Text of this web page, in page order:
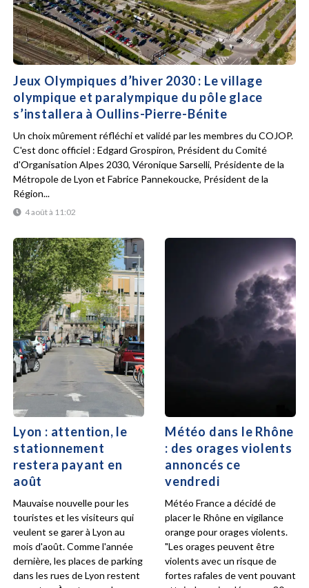
Jeux Olympiques d’hiver 2030 : Le village
olympique et paralympique du pôle glace
s’installera à Oullins-Pierre-Bénite
4 août à 11:02
Un choix mûrement réfléchi et validé par les membres du COJOP.
C'est donc officiel : Edgard Grospiron, Président du Comité
d'Organisation Alpes 2030, Véronique Sarselli, Présidente de la
Métropole de Lyon et Fabrice Pannekoucke, Président de la
Région...
Lyon : attention, le
stationnement
restera payant en
août
Mauvaise nouvelle pour les
touristes et les visiteurs qui
veulent se garer à Lyon au
mois d'août. Comme l'année
dernière, les places de parking
dans les rues de Lyon restent
Météo dans le Rhône
: des orages violents
annoncés ce
vendredi
Météo France a décidé de
placer le Rhône en vigilance
orange pour orages violents.
"Les orages peuvent être
violents avec un risque de
fortes rafales de vent pouvant